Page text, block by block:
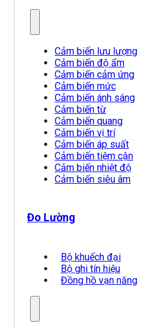
Cảm biến lưu lượng
Cảm biến độ ẩm
Cảm biến cảm ứng
Cảm biến mức
Cảm biến ánh sáng
Cảm biến từ
Cảm biến quang
Cảm biến vị trí
Cảm biến áp suất
Cảm biến tiệm cận
Cảm biến nhiệt độ
Cảm biến siêu âm
Đo Lường
Bộ khuếch đại
Bộ ghi tín hiệu
Đồng hồ vạn năng